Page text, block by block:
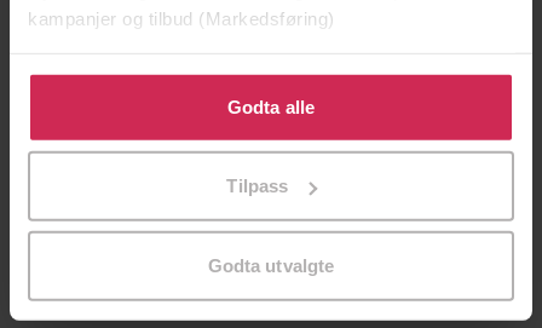
kampanjer og tilbud (Markedsføring)
Klikk på «Godta alle» for å gi oss ditt samtykke til å
bruke cookies for alle disse formålene. Du kan også
tilpasse ditt samtykke til spesifikke formål ved å klikke
Godta alle
Tilpass
Godta utvalgte
Jo Nesbø
Jørn Lier Horst